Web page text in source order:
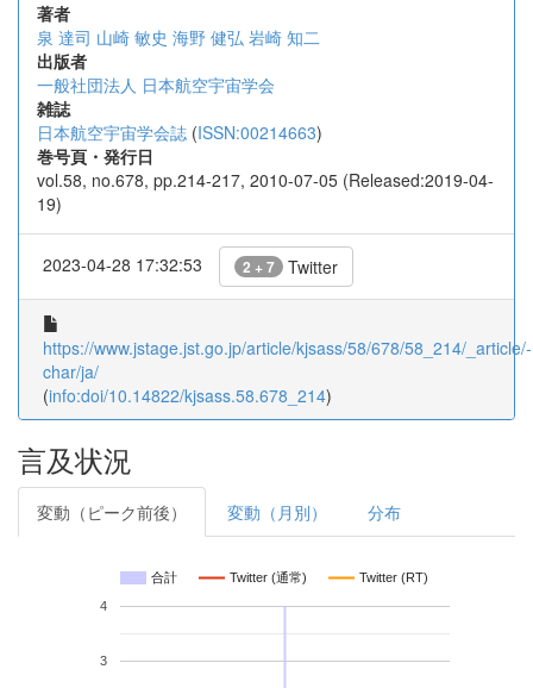
著者
泉 達司 山崎 敏史 海野 健弘 岩崎 知二
出版者
一般社団法人 日本航空宇宙学会
雑誌
日本航空宇宙学会誌 (ISSN:00214663)
巻号頁・発行日
vol.58, no.678, pp.214-217, 2010-07-05 (Released:2019-04-
19)
2023-04-28 17:32:53 2 + 7 Twitter
https://www.jstage.jst.go.jp/article/kjsass/58/678/58_214/_article/-
char/ja/
(info:doi/10.14822/kjsass.58.678_214)
言及状況
変動（ピーク前後） 変動（月別） 分布
合計 Twitter (通常) Twitter (RT)
3
4